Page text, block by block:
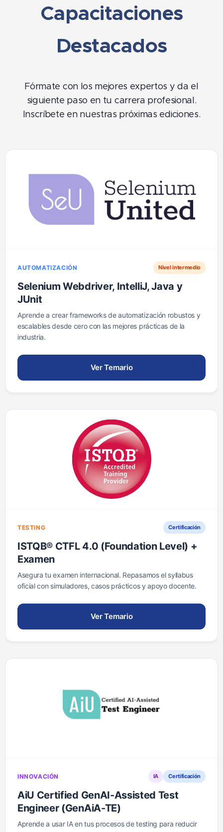
Capacitaciones
Destacados
Fórmate con los mejores expertos y da el
siguiente paso en tu carrera profesional.
Inscríbete en nuestras próximas ediciones.
AUTOMATIZACIÓN Nivel intermedio
Selenium Webdriver, IntelliJ, Java y
JUnit
Aprende a crear frameworks de automatización robustos y
escalables desde cero con las mejores prácticas de la
industria.
Ver Temario
TESTING Certificación
ISTQB® CTFL 4.0 (Foundation Level) +
Examen
Asegura tu examen internacional. Repasamos el syllabus
oficial con simuladores, casos prácticos y apoyo docente.
Ver Temario
INNOVACIÓN IA Certificación
AiU Certified GenAI-Assisted Test
Engineer (GenAiA-TE)
Aprende a usar IA en tus procesos de testing para reducir